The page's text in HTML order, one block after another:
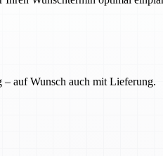
auf Wunsch auch mit Lieferung.